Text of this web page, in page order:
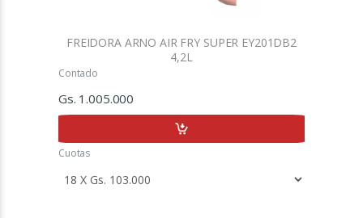
FREIDORA ARNO AIR FRY SUPER EY201DB2
4,2L
Contado
Gs. 1.005.000
Cuotas